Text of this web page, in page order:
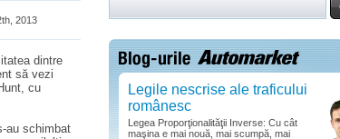
2013
dintre
să vezi
cu
au schimbat
Legile nescrise ale traficului
românesc
Legea Proporţionalităţii Inverse: Cu cât
maşina e mai nouă, mai scumpă, mai